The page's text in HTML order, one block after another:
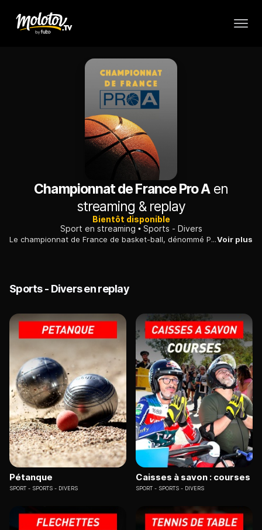
Championnat de France Pro Aen
streaming & replay
Bientôt disponible
Sport en streaming
Sports - Divers
Le championnat de France de basket-ball, dénommé Pro A, est une compétition annuelle mettant aux prises les dix-huit meilleurs clubs professionnels de basket-ball en France.Voir plus
Sports - Divers en replay
Pétanque
SPORT SPORTS - DIVERS
Caisses à savon : courses
SPORT SPORTS - DIVERS